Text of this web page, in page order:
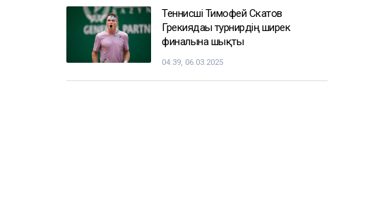
Теннисші Тимофей Скатов
Грекиядағы турнирдің ширек
финалына шықты
04:39, 06.03.2025